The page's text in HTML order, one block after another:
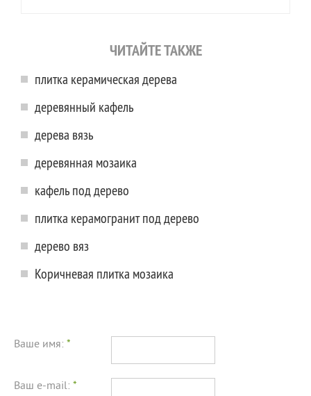
ЧИТАЙТЕ ТАКЖЕ
плитка керамическая дерева
деревянный кафель
дерева вязь
деревянная мозаика
кафель под дерево
плитка керамогранит под дерево
дерево вяз
Коричневая плитка мозаика
Ваше имя: *
Ваш e-mail: *